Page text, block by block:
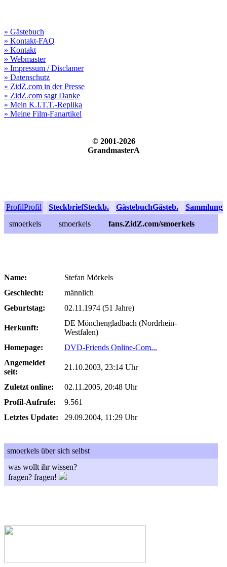
» Gästebuch
» Kontakt-FAQ
» Kontakt
» Webmaster
» Impressum / Disclamer
» Datenschutz
» ZidZ.com in der Presse
» ZidZ.com sagt Danke
» Mein K.I.T.T.-Replika
» Meine Film-Fanartikel
© 2001-2026
GrandmasterA
ProfilProfil SteckbriefSteckb. GästebuchGästeb. Sammlung
smoerkels
smoerkels fans.ZidZ.com/smoerkels
Name:
Stefan Mörkels
Geschlecht:
männlich
Geburtstag:
02.11.1974 (51 Jahre)
Herkunft:
DE Mönchengladbach (Nordrhein-
Westfalen)
Homepage:
DVD-Friends Online-Com...
Angemeldet
seit:
21.10.2003, 23:14 Uhr
Zuletzt online:
02.11.2005, 20:48 Uhr
Profil-Aufrufe:
9.561
Letztes Update:
29.09.2004, 11:29 Uhr
smoerkels über sich selbst
was wollt ihr wissen?
fragen? fragen!